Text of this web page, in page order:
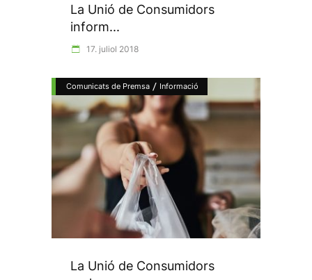
La Unió de Consumidors
inform...
17. juliol 2018
Comunicats de Premsa / Informació
La Unió de Consumidors